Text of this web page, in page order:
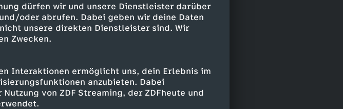
dürfen wir und unsere Dienstleister darüber
oder abrufen. Dabei geben wir deine Daten
unsere direkten Dienstleister sind. Wir
Zwecken.
Interaktionen ermöglicht uns, dein Erlebnis im
anzubieten. Dabei
von ZDF Streaming, der ZDFheute und
Alter